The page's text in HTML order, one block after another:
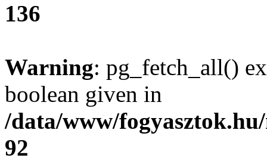
136
Warning: pg_fetch_all()
boolean given in
/data/www/
92